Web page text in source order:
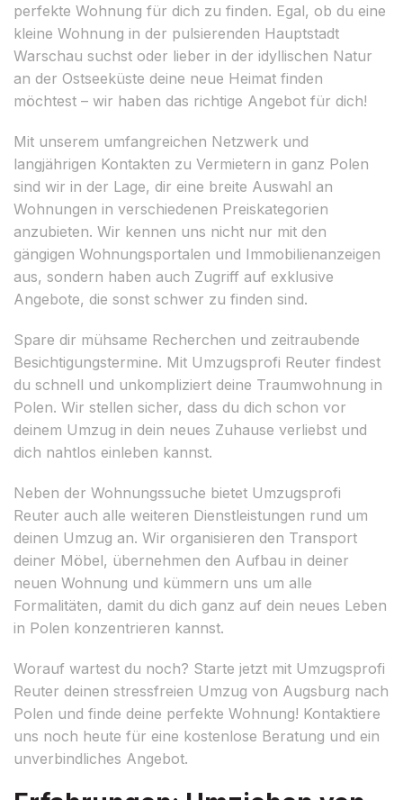
perfekte Wohnung für dich zu finden. Egal, ob du eine
kleine Wohnung in der pulsierenden Hauptstadt
Warschau suchst oder lieber in der idyllischen Natur
an der Ostseeküste deine neue Heimat finden
möchtest – wir haben das richtige Angebot für dich!
Mit unserem umfangreichen Netzwerk und
langjährigen Kontakten zu Vermietern in ganz Polen
sind wir in der Lage, dir eine breite Auswahl an
Wohnungen in verschiedenen Preiskategorien
anzubieten. Wir kennen uns nicht nur mit den
gängigen Wohnungsportalen und Immobilienanzeigen
aus, sondern haben auch Zugriff auf exklusive
Angebote, die sonst schwer zu finden sind.
Spare dir mühsame Recherchen und zeitraubende
Besichtigungstermine. Mit Umzugsprofi Reuter findest
du schnell und unkompliziert deine Traumwohnung in
Polen. Wir stellen sicher, dass du dich schon vor
deinem Umzug in dein neues Zuhause verliebst und
dich nahtlos einleben kannst.
Neben der Wohnungssuche bietet Umzugsprofi
Reuter auch alle weiteren Dienstleistungen rund um
deinen Umzug an. Wir organisieren den Transport
deiner Möbel, übernehmen den Aufbau in deiner
neuen Wohnung und kümmern uns um alle
Formalitäten, damit du dich ganz auf dein neues Leben
in Polen konzentrieren kannst.
Worauf wartest du noch? Starte jetzt mit Umzugsprofi
Reuter deinen stressfreien Umzug von Augsburg nach
Polen und finde deine perfekte Wohnung! Kontaktiere
uns noch heute für eine kostenlose Beratung und ein
unverbindliches Angebot.